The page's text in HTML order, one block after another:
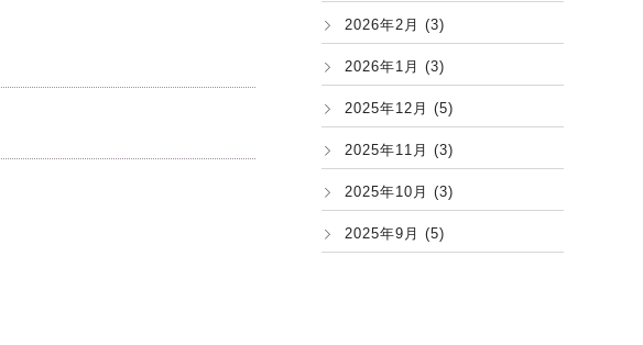
2026年2月 (3)
2026年1月 (3)
2025年12月 (5)
2025年11月 (3)
2025年10月 (3)
2025年9月 (5)